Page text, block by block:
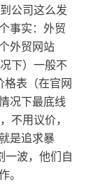
公司这么发
事实：外贸
外贸网站
下）一般不
格表（在官网
况下最底线
不用议价，
是追求暴
一波，他们自
。